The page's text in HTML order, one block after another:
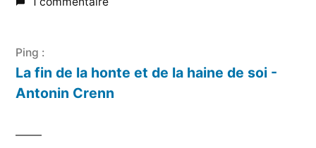
Ping :
La fin de la honte et de la haine de soi -
Antonin Crenn